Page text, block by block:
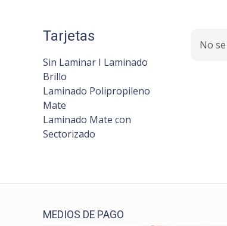
Tarjetas
Sin Laminar I Laminado
Brillo
Laminado Polipropileno
Mate
Laminado Mate con
Sectorizado
No
MEDIOS DE PAGO